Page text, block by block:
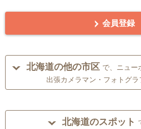
会員登録
北海道の他の市区 で、ニュー
出張カメラマン・フォトグラ
北海道のスポット